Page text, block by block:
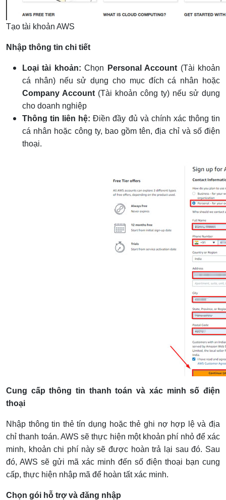
Tạo tài khoản AWS
Nhập thông tin chi tiết
Loại tài khoản: Chọn Personal Account (Tài khoản
cá nhân) nếu sử dụng cho mục đích cá nhân hoặc
Company Account (Tài khoản công ty) nếu sử dụng
cho doanh nghiệp
Thông tin liên hệ: Điền đầy đủ và chính xác thông tin
cá nhân hoặc công ty, bao gồm tên, địa chỉ và số điện
thoại.
Cung cấp thông tin thanh toán và xác minh số điện
thoại
Nhập thông tin thẻ tín dụng hoặc thẻ ghi nợ hợp lệ và địa
chỉ thanh toán. AWS sẽ thực hiện một khoản phí nhỏ để xác
minh, khoản chi phí này sẽ được hoàn trả lại sau đó. Sau
đó, AWS sẽ gửi mã xác minh đến số điện thoại bạn cung
cấp, thực hiện nhập mã để hoàn tất xác minh.
Chọn gói hỗ trợ và đăng nhập